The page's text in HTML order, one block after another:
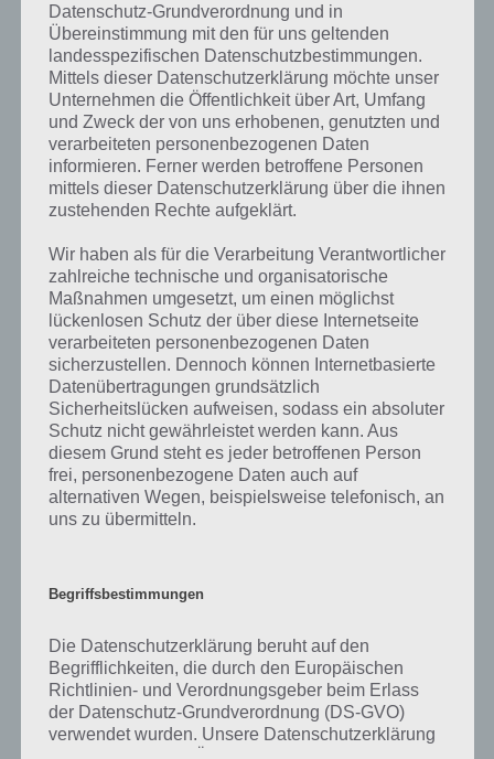
Kurze Begriffserklärung zur Lösung
Aufhänger
Aufhänger ist die Lösung für das tägliche Bonus Rätsel am 16.9.2023
in 4 Bilder 1 Wort, doch welche Bedeutung hat dieses eigentlich und
was gibt es dazu zu wissen? Passt das Wort auch zu Total im Trend?
Zu bestimmten Lösungen präsentieren wir daher auch immer eine
kurze Begriffserklärung!
Zu Aufhänger haben wir zunächst keine weiteren Informationen
parat!
Auf WhatsApp teilen Teilen auf Facebook
Mehr Artikel hier auf Touchportal
Datenschutz-Grundverordnung und in
Übereinstimmung mit den für uns geltenden
landesspezifischen Datenschutzbestimmungen.
Mittels dieser Datenschutzerklärung möchte unser
Unternehmen die Öffentlichkeit über Art, Umfang
und Zweck der von uns erhobenen, genutzten und
verarbeiteten personenbezogenen Daten
informieren. Ferner werden betroffene Personen
mittels dieser Datenschutzerklärung über die ihnen
zustehenden Rechte aufgeklärt.
Wir haben als für die Verarbeitung Verantwortlicher
zahlreiche technische und organisatorische
Maßnahmen umgesetzt, um einen möglichst
lückenlosen Schutz der über diese Internetseite
verarbeiteten personenbezogenen Daten
sicherzustellen. Dennoch können Internetbasierte
Datenübertragungen grundsätzlich
Sicherheitslücken aufweisen, sodass ein absoluter
Schutz nicht gewährleistet werden kann. Aus
diesem Grund steht es jeder betroffenen Person
frei, personenbezogene Daten auch auf
alternativen Wegen, beispielsweise telefonisch, an
uns zu übermitteln.
Begriffsbestimmungen
Die Datenschutzerklärung beruht auf den
Begrifflichkeiten, die durch den Europäischen
Richtlinien- und Verordnungsgeber beim Erlass
der Datenschutz-Grundverordnung (DS-GVO)
verwendet wurden. Unsere Datenschutzerklärung